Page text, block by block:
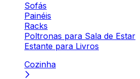
Sofás
Painéis
Racks
Poltronas para Sala de Estar
Estante para Livros
Cozinha